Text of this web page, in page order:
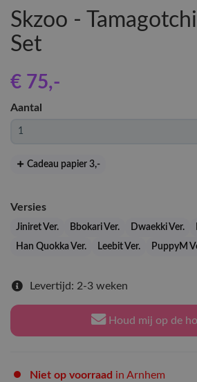
Skzoo -
Set
€ 75,-
Aantal
Cadeau papier 3,-
Versies
Jiniret Ver. Bbokari Ver. Dwaekki Ver.
Han Quokka Ver.
Leebit Ver. PuppyM
Levertijd: 2-3 weken
Houd mij op de
Niet op voorraad in Arnhem